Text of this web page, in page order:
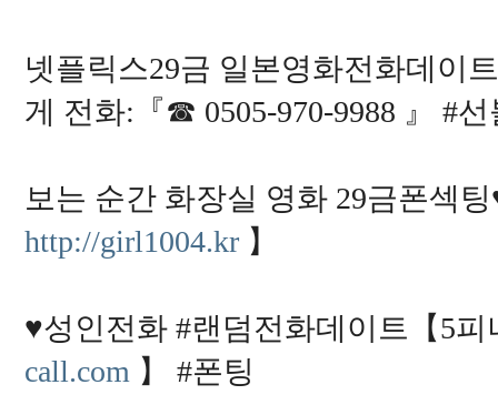
넷플릭스29금 일본영화전화데이
게 전화:『☎ 0505-970-9988 』 #
보는 순간 화장실 영화 29금폰섹
http://girl1004.kr 】
♥성인전화 #랜덤전화데이트【5
call.com 】 #폰팅